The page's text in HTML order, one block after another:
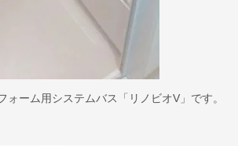
ォーム用システムバス「リノビオV」です。